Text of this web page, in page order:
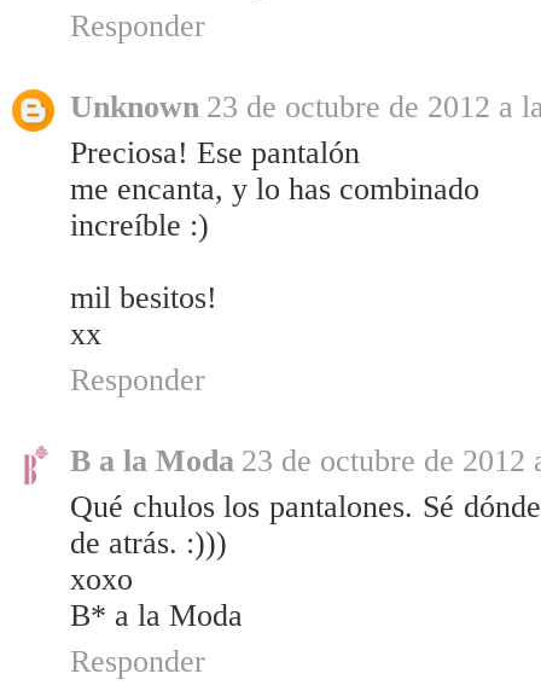
Responder
Unknown 23 de octubre de 2012 a
Preciosa! Ese pantalón
me encanta, y lo has combinado
increíble :)
mil besitos!
xx
Responder
B a la Moda 23 de octubre de 2012
Qué chulos los pantalones. Sé
de atrás. :)))
xoxo
B* a la Moda
Responder